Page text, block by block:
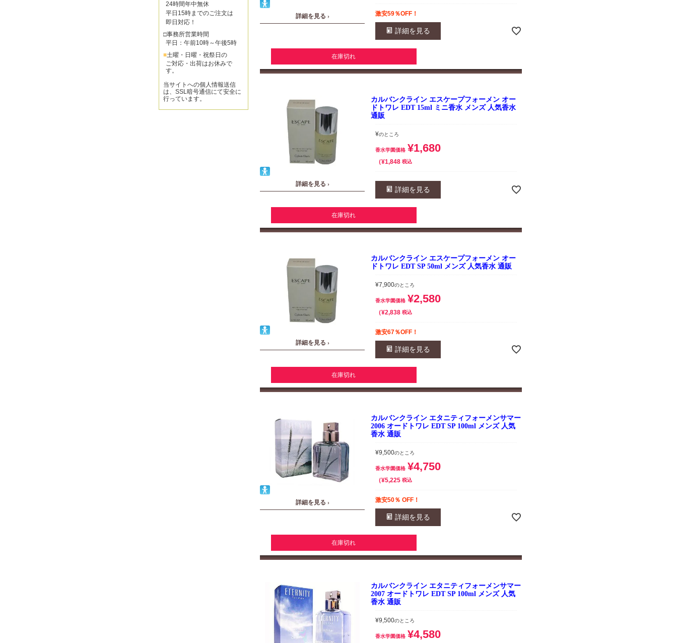
詳細を見る › 激安59％OFF！
詳細を見る
在庫切れ
詳細を見る ›
カルバンクライン エスケープフォーメン オー
ドトワレ EDT 15ml ミニ香水 メンズ 人気香水
通販
¥のところ
香水学園価格 ¥1,680
¥1,848 税込
詳細を見る
在庫切れ
詳細を見る ›
カルバンクライン エスケープフォーメン オー
ドトワレ EDT SP 50ml メンズ 人気香水 通販
¥7,900のところ
香水学園価格 ¥2,580
¥2,838 税込
激安67％OFF！
詳細を見る
在庫切れ
詳細を見る ›
カルバンクライン エタニティフォーメンサマー
2006 オードトワレ EDT SP 100ml メンズ 人気
香水 通販
¥9,500のところ
香水学園価格 ¥4,750
¥5,225 税込
激安50％ OFF！
詳細を見る
在庫切れ
カルバンクライン エタニティフォーメンサマー
2007 オードトワレ EDT SP 100ml メンズ 人気
香水 通販
¥9,500のところ
香水学園価格 ¥4,580
24時間年中無休
平日15時までのご注文は
即日対応！
□事務所営業時間
平日：午前10時～午後5時
■土曜・日曜・祝祭日の
ご対応・出荷はお休みで
す。
当サイトへの個人情報送信
は、SSL暗号通信にて安全に
行っています。